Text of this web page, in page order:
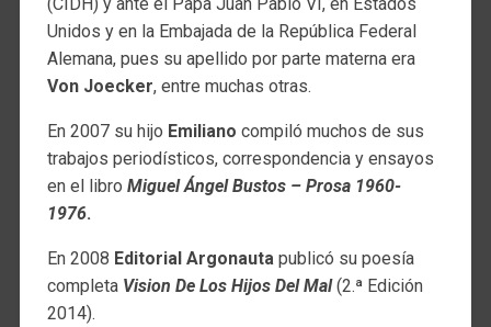
Unidos y en la Embajada de la República Federal
Alemana, pues su apellido por parte materna era
Von Joecker, entre muchas otras.
En 2007 su hijo Emiliano compiló muchos de sus
trabajos periodísticos, correspondencia y ensayos
en el libro Miguel Ángel Bustos – Prosa 1960-
1976.
En 2008 Editorial Argonauta publicó su poesía
completa Vision De Los Hijos Del Mal(2.ª Edición
2014).